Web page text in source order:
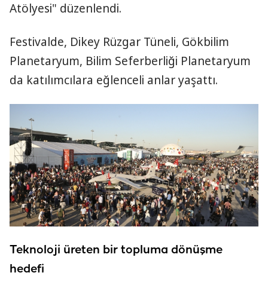
Atölyesi" düzenlendi.
Festivalde, Dikey Rüzgar Tüneli, Gökbilim
Planetaryum, Bilim Seferberliği Planetaryum
da katılımcılara eğlenceli anlar yaşattı.
Teknoloji üreten bir topluma dönüşme
hedefi